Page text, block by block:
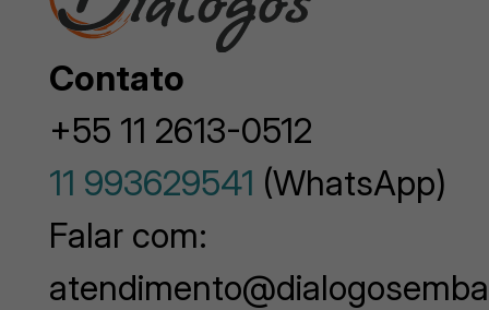
Contato
+55 11 2613-0512
11 993629541 (WhatsApp)
Falar com: